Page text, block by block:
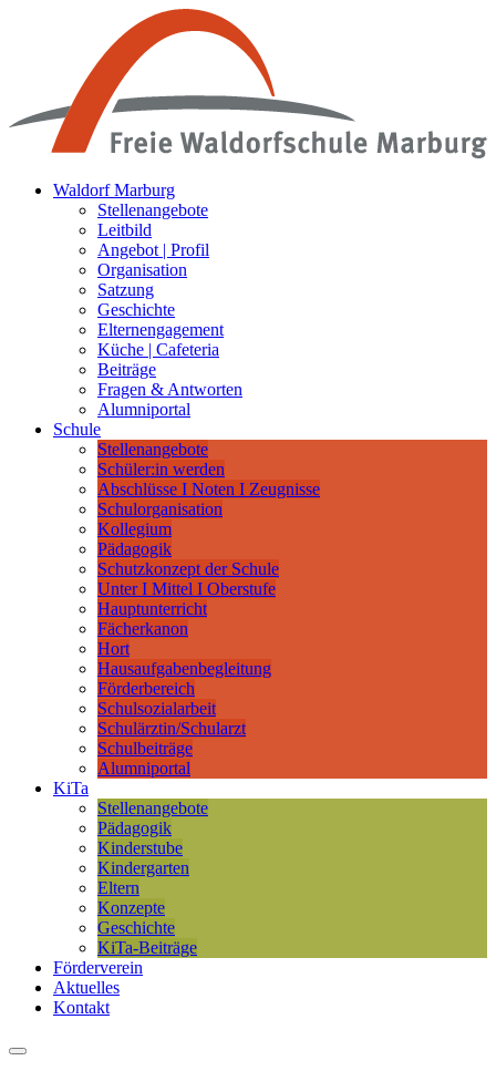
Waldorf Marburg
Stellenangebote
Leitbild
Angebot | Profil
Organisation
Satzung
Geschichte
Elternengagement
Küche | Cafeteria
Beiträge
Fragen & Antworten
Alumniportal
Schule
Stellenangebote
Schüler:in werden
Abschlüsse I Noten I Zeugnisse
Schulorganisation
Kollegium
Pädagogik
Schutzkonzept der Schule
Unter I Mittel I Oberstufe
Hauptunterricht
Fächerkanon
Hort
Hausaufgabenbegleitung
Förderbereich
Schulsozialarbeit
Schulärztin/Schularzt
Schulbeiträge
Alumniportal
KiTa
Stellenangebote
Pädagogik
Kinderstube
Kindergarten
Eltern
Konzepte
Geschichte
KiTa-Beiträge
Förderverein
Aktuelles
Kontakt